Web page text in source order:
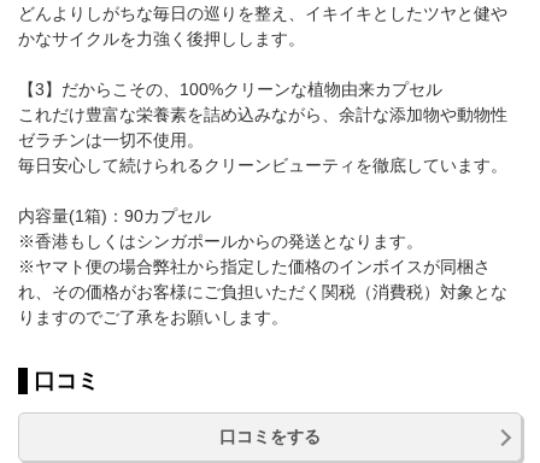
どんよりしがちな毎日の巡りを整え、イキイキとしたツヤと健や
かなサイクルを力強く後押しします。
【3】だからこその、100%クリーンな植物由来カプセル
これだけ豊富な栄養素を詰め込みながら、余計な添加物や動物性
ゼラチンは一切不使用。
毎日安心して続けられるクリーンビューティを徹底しています。
内容量(1箱)：90カプセル
※香港もしくはシンガポールからの発送となります。
※ヤマト便の場合弊社から指定した価格のインボイスが同梱さ
れ、その価格がお客様にご負担いただく関税（消費税）対象とな
りますのでご了承をお願いします。
口コミ
口コミをする